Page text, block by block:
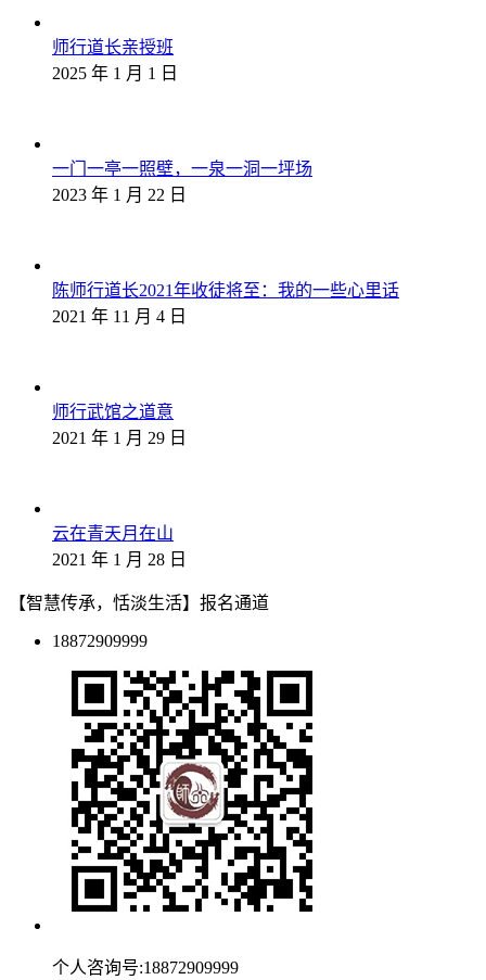
师行道长亲授班
2025 年 1 月 1 日
一门一亭一照壁，一泉一洞一坪场
2023 年 1 月 22 日
陈师行道长2021年收徒将至：我的一些心里话
2021 年 11 月 4 日
师行武馆之道意
2021 年 1 月 29 日
云在青天月在山
2021 年 1 月 28 日
【智慧传承，恬淡生活】报名通道
18872909999
个人咨询号:18872909999